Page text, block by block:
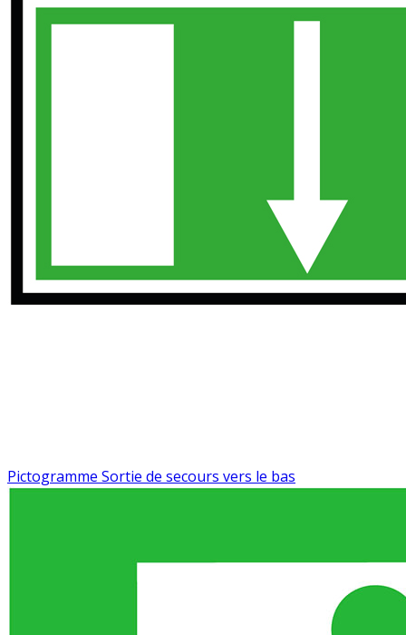
Pictogramme Sortie de secours vers le bas